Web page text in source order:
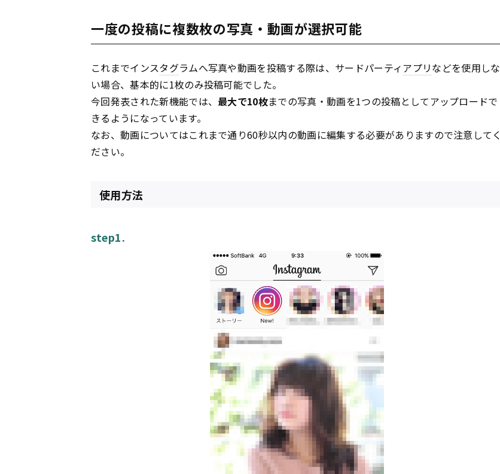
一度の投稿に複数枚の写真・動画が選択可能
これまでインスタグラムへ写真や動画を投稿する際は、サードパーティアプリなどを使用しな
い場合、基本的に1枚のみ投稿可能でした。
今回発表された新機能では、 最大で10枚までの写真・動画を1つの投稿としてアップロードで
きるようになっています。
なお、動画についてはこれまで通り60秒以内の動画に編集する必要がありますので注意してく
ださい。
使用方法
step1.